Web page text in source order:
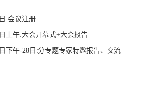
日 :会议注册
日上午:大会开幕式+大会报告
日下午-28 日 :分专题专家特邀报告、交流